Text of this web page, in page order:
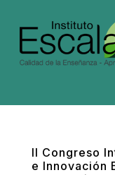
II Congreso
e Innovación